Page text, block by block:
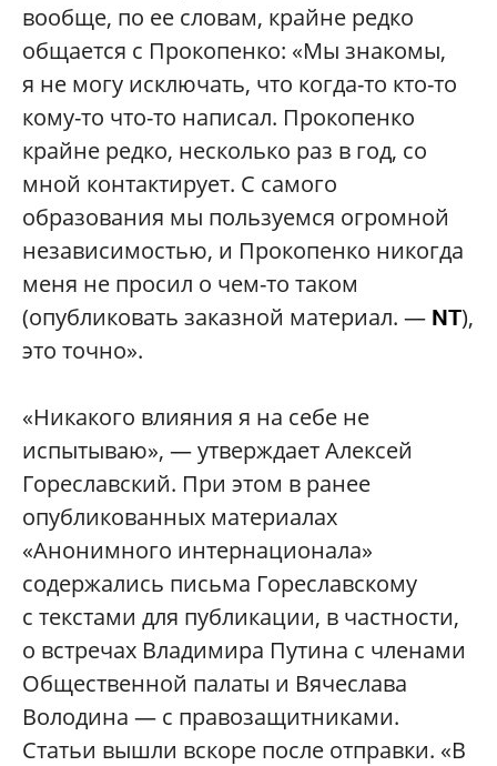
вообще, по ее словам, крайне редко
общается с Прокопенко: «Мы знакомы,
я не могу исключать, что когда-то кто-то
кому-то что-то написал. Прокопенко
крайне редко, несколько раз в год, со
мной контактирует. С самого
образования мы пользуемся огромной
независимостью, и Прокопенко никогда
меня не просил о чем-то таком
(опубликовать заказной материал. — NT),
это точно».
«Никакого влияния я на себе не
испытываю», — утверждает Алексей
Гореславский. При этом в ранее
опубликованных материалах
«Анонимного интернационала»
содержались письма Гореславскому
с текстами для публикации, в частности,
о встречах Владимира Путина с членами
Общественной палаты и Вячеслава
Володина — с правозащитниками.
Статьи вышли вскоре после отправки. «В